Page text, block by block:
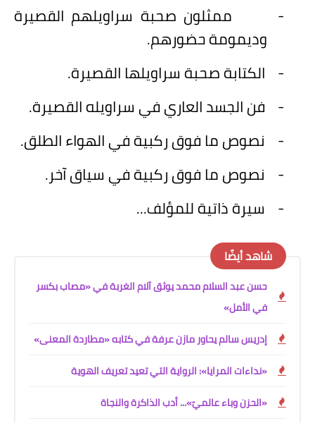
-
ممثلون صحبة سراويلهم القصيرة
وديمومة حضورهم.
- الكتابة صحبة سراويلها القصيرة.
- فن الجسد العاري في سراويله القصيرة.
- نصوص ما فوق ركبية في الهواء الطلق.
- نصوص ما فوق ركبية في سياق آخر.
- سيرة ذاتية للمؤلف...
شاهد أيضًا
حسن عبد السلام محمد يوثق آلام الغربة في «مصاب بكسر
في الأمل»
إدريس سالم يحاور مازن عرفة في كتابه «مطاردة المعنى»
«نداءات المرايا»: الرواية التي تعيد تعريف الهوية
«الحزن وباء عالميّ»... أدب الذاكرة والنجاة